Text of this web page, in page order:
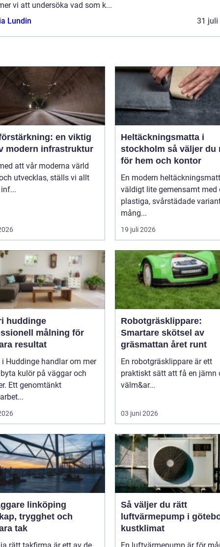
vi att undersöka vad som k...
Lundin
31 juli
en viktig
modern infrastruktur
att vår moderna värld
utvecklas, ställs vi allt
Heltäckningsmatta i
stockholm så väljer du rätt
för hem och kontor
En modern
väldigt lite gemensamt med
plastiga, svårstädade
mång...
19 juli 2026
huddinge
målning för
resultat
Huddinge handlar om mer
kulör på väggar och
Ett genomtänkt
Robotgräsklippare:
Smartare skötsel av
gräsmattan året runt
En robotgräsklippare är ett
praktiskt sätt att få en jämn
välm&ar...
03 juni 2026
linköping
trygghet och
tak
rätt takfirma är ett av de
Så väljer du rätt
luftvärmepump i
kustklimat
En luftvärmepump är för